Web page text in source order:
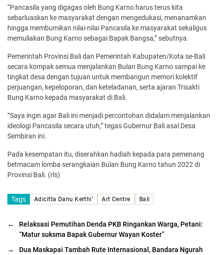
“Pancasila yang digagas oleh Bung Karno harus terus kita
sebarluaskan ke masyarakat dengan mengedukasi, menanamkan
hingga membumikan nilai-nilai Pancasila ke masyarakat sekaligus
memuliakan Bung Karno sebagai Bapak Bangsa,” sebutnya.
Pemerintah Provinsi Bali dan Pemerintah Kabupaten/Kota se-Bali
secara kompak semua menjalankan Bulan Bung Karno sampai ke
tingkat desa dengan tujuan untuk membangun memori kolektif
perjuangan, kepeloporan, dan keteladanan, serta ajaran Trisakti
Bung Karno kepada masyarakat di Bali.
“Saya ingin agar Bali ini menjadi percontohan didalam menjalankan
ideologi Pancasila secara utuh,” tegas Gubernur Bali asal Desa
Sembiran ini.
Pada kesempatan itu, diserahkan hadiah kepada para pemenang
betmacam lomba serangkaian Bulan Bung Karno tahun 2022 di
Provinsi Bali. (rls)
Tags Adicitta Danu Kerthi’ Art Centre Bali
←
Relaksasi Pemutihan Denda PKB Ringankan Warga, Petani:
“Matur suksma Bapak Gubernur Wayan Koster”
→
Dua Maskapai Tambah Rute Internasional, Bandara Ngurah